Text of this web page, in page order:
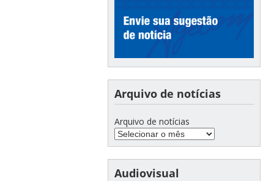
Arquivo de notícias
Arquivo de notícias
Audiovisual